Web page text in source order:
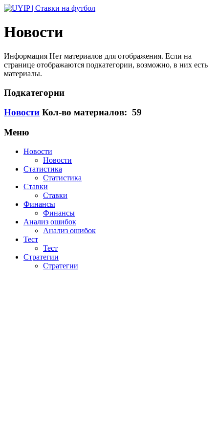
Новости
Информация Нет материалов для отображения. Если на
странице отображаются подкатегории, возможно, в них есть
материалы.
Подкатегории
Новости Кол-во материалов: 59
Меню
Новости
Новости
Статистика
Статистика
Ставки
Ставки
Финансы
Финансы
Анализ ошибок
Анализ ошибок
Тест
Тест
Стратегии
Стратегии